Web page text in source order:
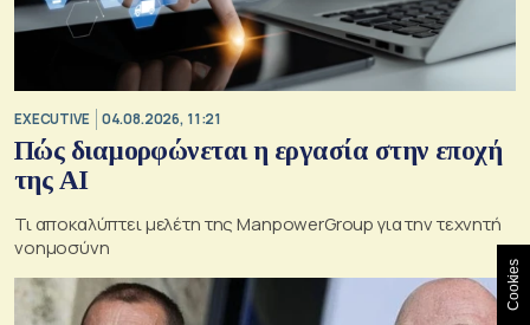
EXECUTIVE 04.08.2026, 11:21
Πώς διαμορφώνεται η εργασία στην εποχή
της AI
Τι αποκαλύπτει μελέτη της ManpowerGroup για την τεχνητή
νοημοσύνη
Cookies